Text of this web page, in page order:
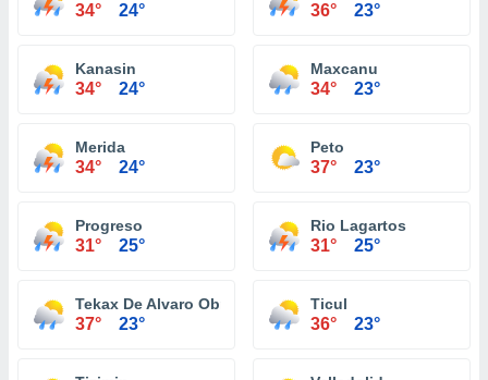
34° 24° 36° 23°
Kanasin
34° 24°
Maxcanu
34° 23°
Merida
34° 24°
Peto
37° 23°
Progreso
31° 25°
Rio Lagartos
31° 25°
Tekax De Alvaro Obregon
37° 23°
Ticul
36° 23°